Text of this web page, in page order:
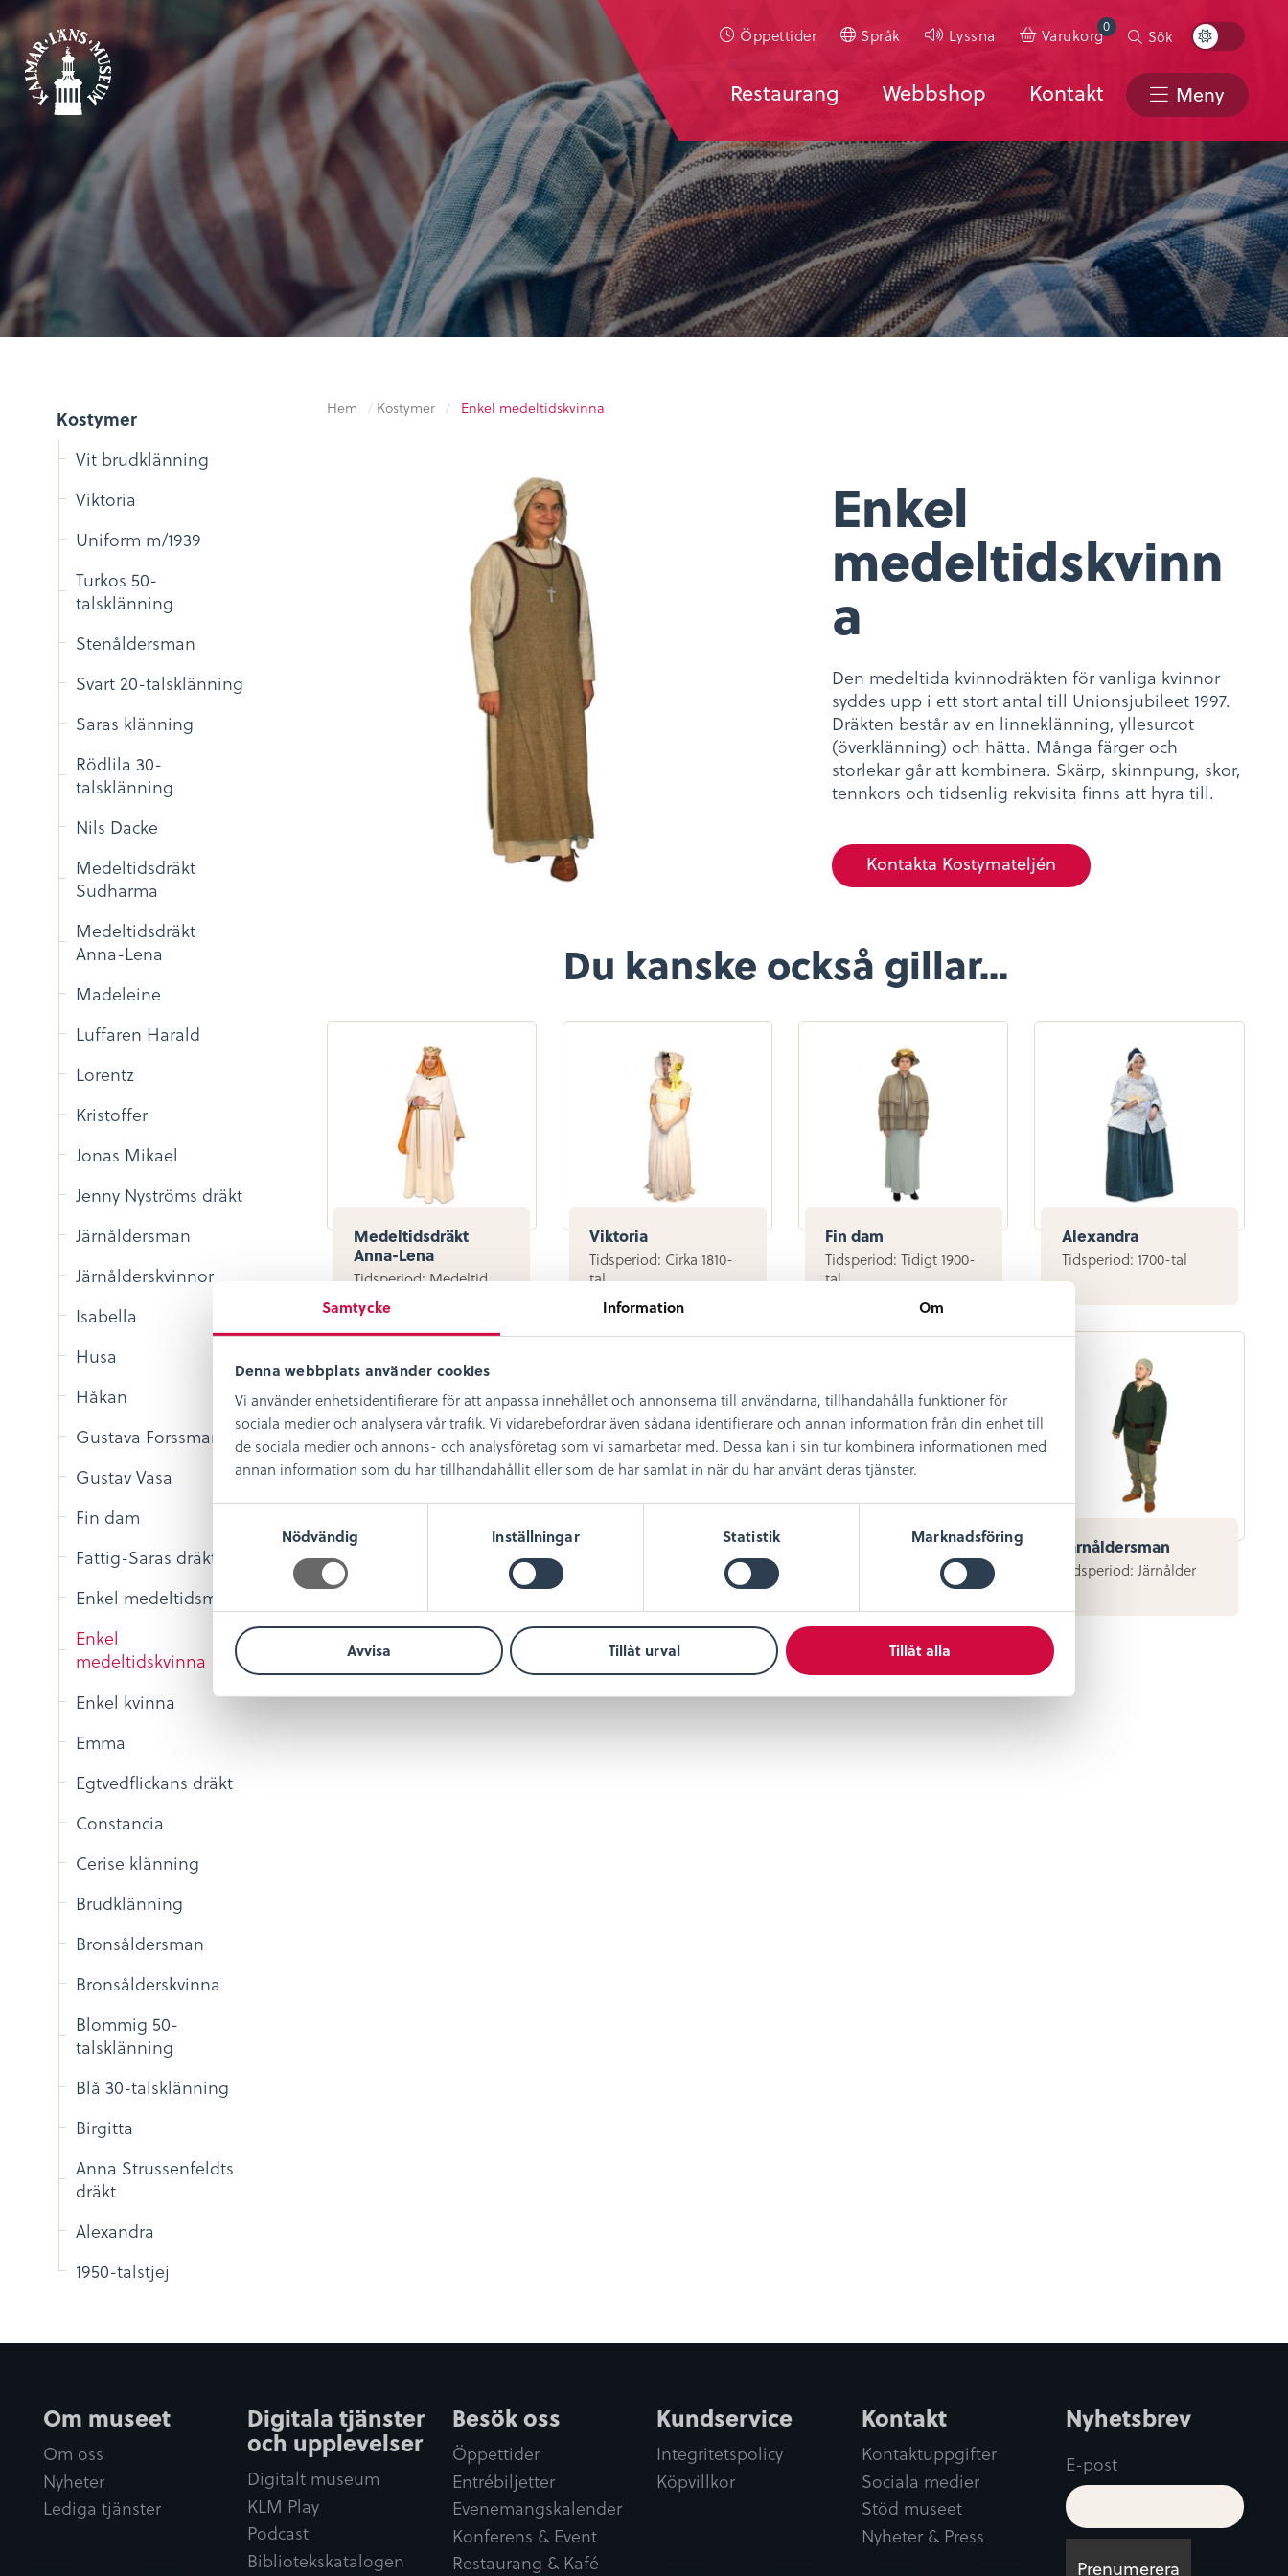
Samtycke Information Om
Denna webbplats använder cookies
Vi använder enhetsidentifierare för att anpassa innehållet och annonserna till användarna, tillhandahålla funktioner för
sociala medier och analysera vår trafik. Vi vidarebefordrar även sådana identifierare och annan information från din enhet till
de sociala medier och annons- och analysföretag som vi samarbetar med. Dessa kan i sin tur kombinera informationen med
annan information som du har tillhandahållit eller som de har samlat in när du har använt deras tjänster.
m
s
Nödvändig Inställningar Statistik Marknadsföring
Avvisa Tillåt urval Tillåt alla
Öppettider Språk Lyssna Varukorg0
Sök
Toggle
Color
Scheme
Restaurang Webbshop Kontakt Meny
Kostymer
Vit brudklänning
Viktoria
Uniform m/1939
Turkos 50-
talsklänning
Stenåldersman
Svart 20-talsklänning
Saras klänning
Rödlila 30-
talsklänning
Nils Dacke
Medeltidsdräkt
Sudharma
Medeltidsdräkt
Anna-Lena
Madeleine
Luffaren Harald
Lorentz
Kristoffer
Jonas Mikael
Jenny Nyströms dräkt
Järnåldersman
Järnålderskvinnor
Isabella
Husa
Håkan
Gustava Forssman
Gustav Vasa
Fin dam
Fattig-Saras dräkt
Enkel medeltidsman
Enkel
medeltidskvinna
Enkel kvinna
Emma
Egtvedflickans dräkt
Constancia
Cerise klänning
Brudklänning
Bronsåldersman
Bronsålderskvinna
Blommig 50-
talsklänning
Blå 30-talsklänning
Birgitta
Anna Strussenfeldts
dräkt
Alexandra
1950-talstjej
Hem / Kostymer / Enkel medeltidskvinna
Enkel
medeltidskvinn
a
Den medeltida kvinnodräkten för vanliga kvinnor
syddes upp i ett stort antal till Unionsjubileet 1997.
Dräkten består av en linneklänning, yllesurcot
(överklänning) och hätta. Många färger och
storlekar går att kombinera. Skärp, skinnpung, skor,
tennkors och tidsenlig rekvisita finns att hyra till.
Kontakta Kostymateljén
Du kanske också gillar...
Medeltidsdräkt
Anna-Lena
Tidsperiod: Medeltid
Viktoria
Tidsperiod: Cirka 1810-
tal
Fin dam
Tidsperiod: Tidigt 1900-
tal
Alexandra
Tidsperiod: 1700-tal
Enkel kvinna
Tidsperiod: 1850-1930-
Järnåldersman
Tidsperiod: Järnålder
på
facebook
på
twitter
Dela
på
linkedin
på
pinterest
Om museet
Om oss
Nyheter
Lediga tjänster
Digitala tjänster
och upplevelser
Digitalt museum
KLM Play
Podcast
Bibliotekskatalogen
Besök oss
Öppettider
Entrébiljetter
Evenemangskalender
Konferens & Event
Restaurang & Kafé
Kundservice
Integritetspolicy
Köpvillkor
Kontakt
Kontaktuppgifter
Sociala medier
Stöd museet
Nyheter & Press
Nyhetsbrev
E-post